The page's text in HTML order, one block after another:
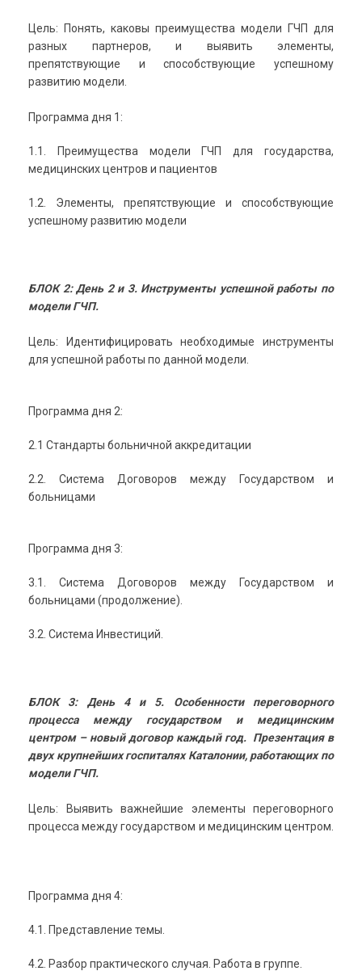
Цель: Понять, каковы преимущества модели ГЧП для
разных партнеров, и выявить элементы,
препятствующие и способствующие успешному
развитию модели.
Программа дня 1:
1.1. Преимущества модели ГЧП для государства,
медицинских центров и пациентов
1.2. Элементы, препятствующие и способствующие
успешному развитию модели
БЛОК 2: День 2 и 3. Инструменты успешной работы по
модели ГЧП.
Цель: Идентифицировать необходимые инструменты
для успешной работы по данной модели.
Программа дня 2:
2.1 Стандарты больничной аккредитации
2.2. Система Договоров между Государством и
больницами
Программа дня 3:
3.1. Система Договоров между Государством и
больницами (продолжение).
3.2. Система Инвестиций.
БЛОК 3: День 4 и 5. Особенности переговорного
процесса между государством и медицинским
центром – новый договор каждый год. Презентация в
двух крупнейших госпиталях Каталонии, работающих по
модели ГЧП.
Цель: Выявить важнейшие элементы переговорного
процесса между государством и медицинским центром.
Программа дня 4:
4.1. Представление темы.
4.2. Разбор практического случая. Работа в группе.